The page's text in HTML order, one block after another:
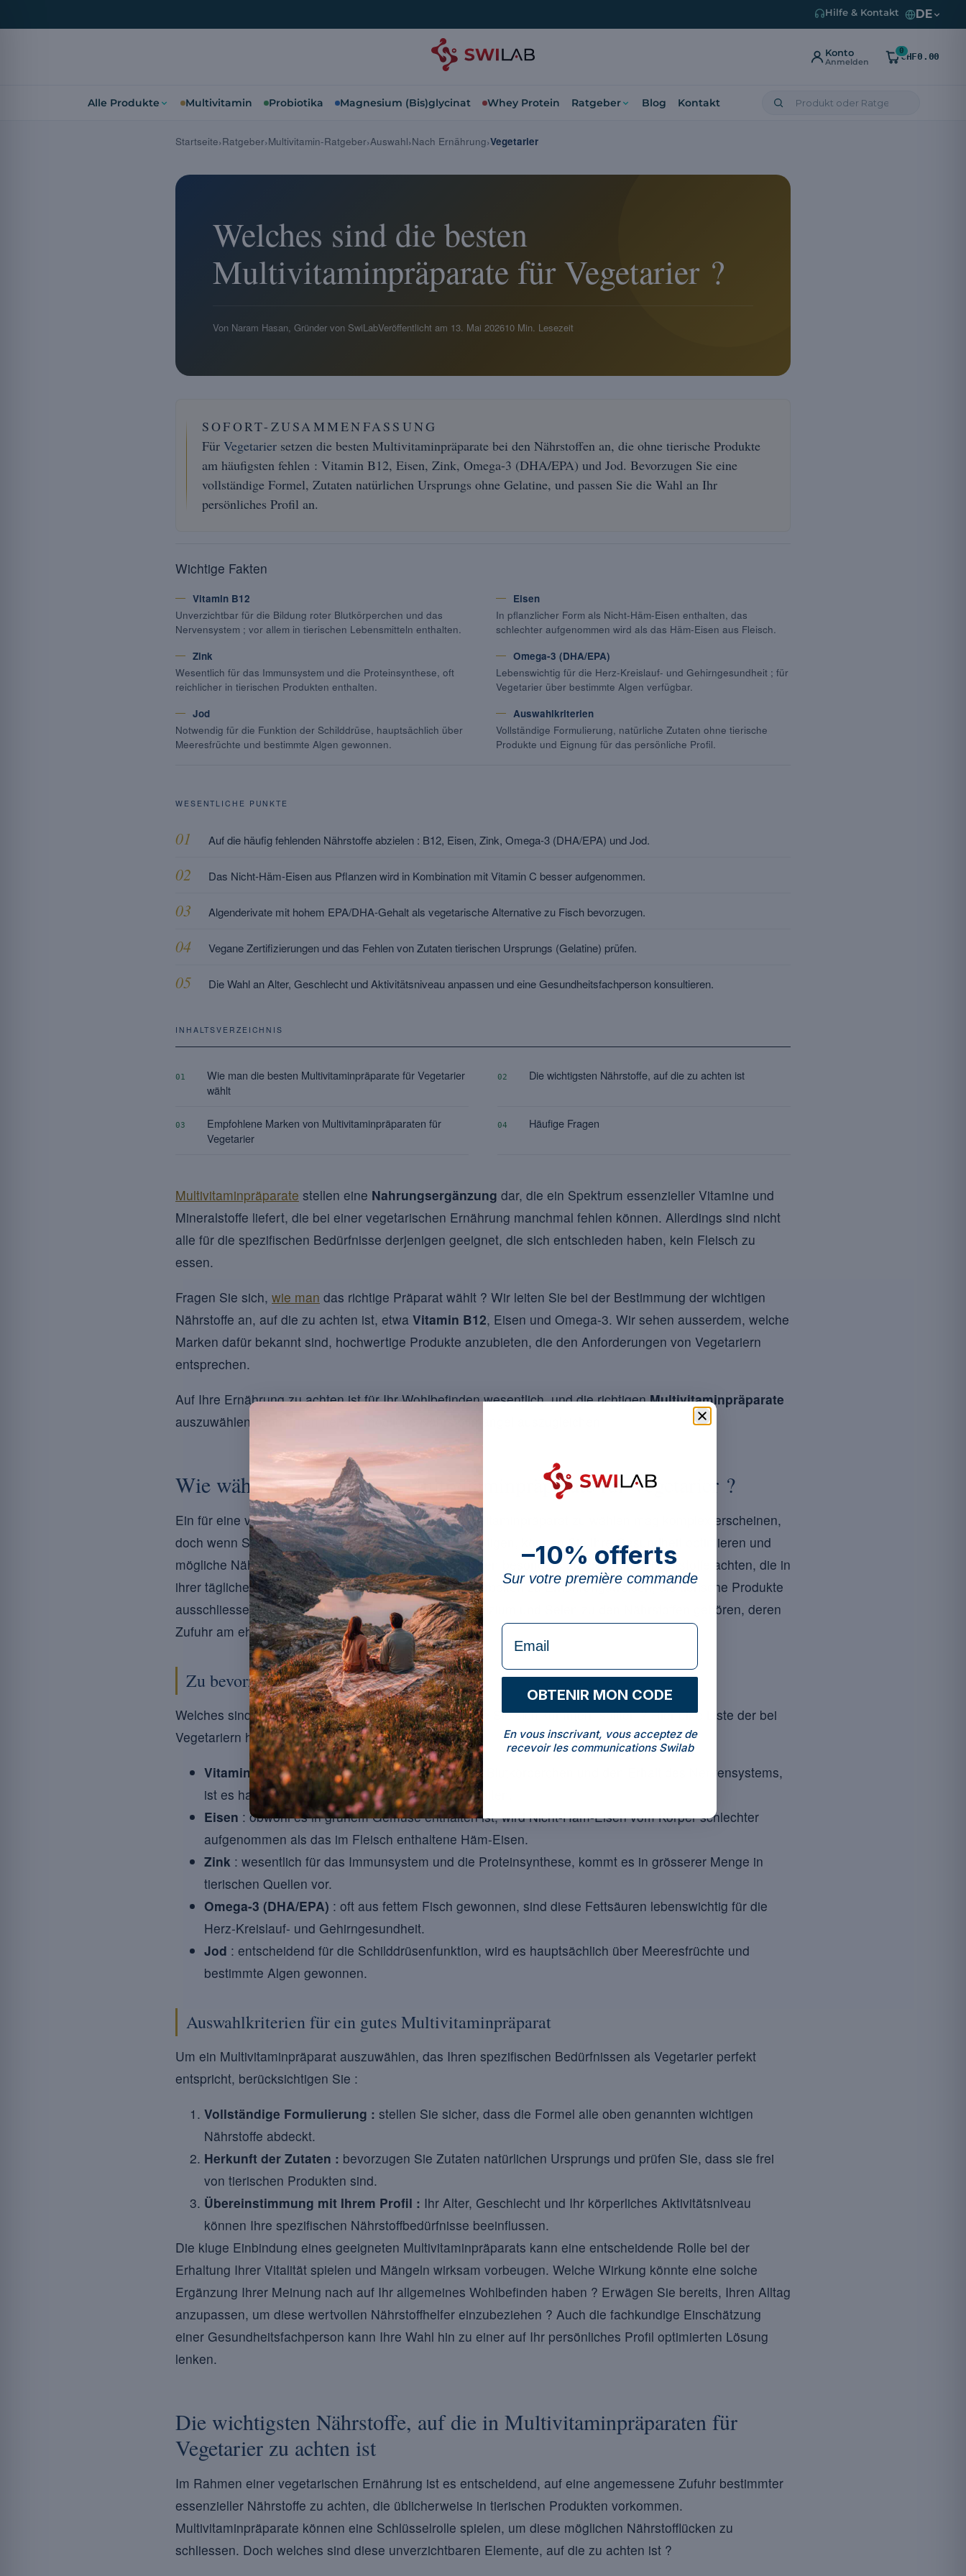
Hilfe & Kontakt DE
Konto
Anmelden
0
CHF0.00
Alle Produkte Multivitamin Probiotika Magnesium (Bis)glycinat Whey Protein Ratgeber Blog Kontakt
Welches sind die besten
Multivitaminpräparate für Vegetarier ?
Von Naram Hasan, Gründer von SwiLabVeröffentlicht am 13. Mai 202610 Min. Lesezeit
SOFORT-ZUSAMMENFASSUNG
Für Vegetarier setzen die besten Multivitaminpräparate bei den Nährstoffen an, die ohne tierische Produkte
am häufigsten fehlen : Vitamin B12, Eisen, Zink, Omega-3 (DHA/EPA) und Jod. Bevorzugen Sie eine
vollständige Formel, Zutaten natürlichen Ursprungs ohne Gelatine, und passen Sie die Wahl an Ihr
persönliches Profil an.
Wichtige Fakten
Vitamin B12
Unverzichtbar für die Bildung roter Blutkörperchen und das
Nervensystem ; vor allem in tierischen Lebensmitteln enthalten.
Eisen
In pflanzlicher Form als Nicht-Häm-Eisen enthalten, das
schlechter aufgenommen wird als das Häm-Eisen aus Fleisch.
Zink
Wesentlich für das Immunsystem und die Proteinsynthese, oft
reichlicher in tierischen Produkten enthalten.
Omega-3 (DHA/EPA)
Lebenswichtig für die Herz-Kreislauf- und Gehirngesundheit ; für
Vegetarier über bestimmte Algen verfügbar.
Jod
Notwendig für die Funktion der Schilddrüse, hauptsächlich über
Meeresfrüchte und bestimmte Algen gewonnen.
Auswahlkriterien
Vollständige Formulierung, natürliche Zutaten ohne tierische
Produkte und Eignung für das persönliche Profil.
WESENTLICHE PUNKTE
Auf die häufig fehlenden Nährstoffe abzielen : B12, Eisen, Zink, Omega-3 (DHA/EPA) und Jod.
Das Nicht-Häm-Eisen aus Pflanzen wird in Kombination mit Vitamin C besser aufgenommen.
Algenderivate mit hohem EPA/DHA-Gehalt als vegetarische Alternative zu Fisch bevorzugen.
Vegane Zertifizierungen und das Fehlen von Zutaten tierischen Ursprungs (Gelatine) prüfen.
Die Wahl an Alter, Geschlecht und Aktivitätsniveau anpassen und eine Gesundheitsfachperson konsultieren.
INHALTSVERZEICHNIS
01
Wie man die besten Multivitaminpräparate für Vegetarier
wählt
02 Die wichtigsten Nährstoffe, auf die zu achten ist
03
Empfohlene Marken von Multivitaminpräparaten für
Vegetarier
04 Häufige Fragen
Multivitaminpräparate stellen eine Nahrungsergänzung dar, die ein Spektrum essenzieller Vitamine und
Mineralstoffe liefert, die bei einer vegetarischen Ernährung manchmal fehlen können. Allerdings sind nicht
alle für die spezifischen Bedürfnisse derjenigen geeignet, die sich entschieden haben, kein Fleisch zu
essen.
Fragen Sie sich, wie man das richtige Präparat wählt ? Wir leiten Sie bei der Bestimmung der wichtigen
Nährstoffe an, auf die zu achten ist, etwa Vitamin B12, Eisen und Omega-3. Wir sehen ausserdem, welche
Marken dafür bekannt sind, hochwertige Produkte anzubieten, die den Anforderungen von Vegetariern
entsprechen.
Auf Ihre Ernährung zu achten ist für Ihr Wohlbefinden wesentlich, und die richtigenMultivitaminpräparate
auszuwählen kann Ihnen helfen, mögliche Nährstoffmängel auszugleichen.
Wie wählt man die besten Multivitaminpräparate für Vegetarier ?
Ein für eine vegetarische Ernährung geeignetes Multivitaminpräparat zu wählen mag komplex erscheinen,
doch wenn Sie einige wesentliche Kriterien berücksichtigen, können Sie Ihre Gesundheit optimieren und
mögliche Nährstofflücken schliessen. Vegetarier müssen besonders auf bestimmte Nährstoffe achten, die in
ihrer täglichen Ernährung fehlen könnten. Übersichtsarbeiten zu Ernährungsweisen, die tierische Produkte
ausschliessen, bestätigen, dass Vitamin B12, Zink, Kalzium und Selen zu den Nährstoffen gehören, deren
Zufuhr am ehesten unzureichend ist[4].
Zu bevorzugende essenzielle Nährstoffe
Welches sind diese entscheidenden Nährstoffe, um die Sie sich kümmern sollten ? Hier eine Liste der bei
Vegetariern häufig defizitären Elemente :
Vitamin B12: unverzichtbar für die Bildung roter Blutkörperchen und den Erhalt des Nervensystems,
ist es hauptsächlich in tierischen Produkten enthalten.
Eisen : obwohl es in grünem Gemüse enthalten ist, wird Nicht-Häm-Eisen vom Körper schlechter
aufgenommen als das im Fleisch enthaltene Häm-Eisen.
Zink : wesentlich für das Immunsystem und die Proteinsynthese, kommt es in grösserer Menge in
tierischen Quellen vor.
Omega-3 (DHA/EPA) : oft aus fettem Fisch gewonnen, sind diese Fettsäuren lebenswichtig für die
Herz-Kreislauf- und Gehirngesundheit.
Jod : entscheidend für die Schilddrüsenfunktion, wird es hauptsächlich über Meeresfrüchte und
bestimmte Algen gewonnen.
Auswahlkriterien für ein gutes Multivitaminpräparat
Um ein Multivitaminpräparat auszuwählen, das Ihren spezifischen Bedürfnissen als Vegetarier perfekt
entspricht, berücksichtigen Sie :
Vollständige Formulierung : stellen Sie sicher, dass die Formel alle oben genannten wichtigen
Nährstoffe abdeckt.
Herkunft der Zutaten : bevorzugen Sie Zutaten natürlichen Ursprungs und prüfen Sie, dass sie frei
von tierischen Produkten sind.
Übereinstimmung mit Ihrem Profil : Ihr Alter, Geschlecht und Ihr körperliches Aktivitätsniveau
können Ihre spezifischen Nährstoffbedürfnisse beeinflussen.
Die kluge Einbindung eines geeigneten Multivitaminpräparats kann eine entscheidende Rolle bei der
Erhaltung Ihrer Vitalität spielen und Mängeln wirksam vorbeugen. Welche Wirkung könnte eine solche
Ergänzung Ihrer Meinung nach auf Ihr allgemeines Wohlbefinden haben ? Erwägen Sie bereits, Ihren Alltag
anzupassen, um diese wertvollen Nährstoffhelfer einzubeziehen ? Auch die fachkundige Einschätzung
einer Gesundheitsfachperson kann Ihre Wahl hin zu einer auf Ihr persönliches Profil optimierten Lösung
lenken.
Die wichtigsten Nährstoffe, auf die in Multivitaminpräparaten für
Vegetarier zu achten ist
Im Rahmen einer vegetarischen Ernährung ist es entscheidend, auf eine angemessene Zufuhr bestimmter
essenzieller Nährstoffe zu achten, die üblicherweise in tierischen Produkten vorkommen.
Multivitaminpräparate können eine Schlüsselrolle spielen, um diese möglichen Nährstofflücken zu
schliessen. Doch welches sind diese unverzichtbaren Elemente, auf die zu achten ist ?
Startseite Ratgeber Multivitamin-Ratgeber Auswahl Nach Ernährung Vegetarier
–10% offerts
Sur votre première commande
formulaire Email
OBTENIR MON CODE
En vous inscrivant, vous acceptez de
recevoir les communications Swilab